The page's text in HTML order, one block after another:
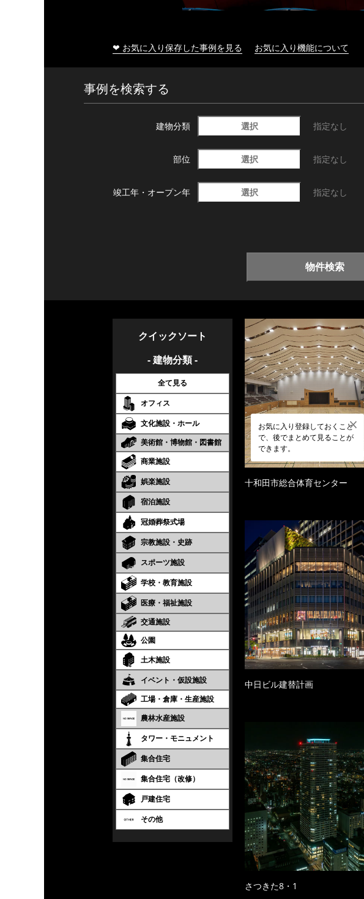
❤ お気に入り保存した事例を見る お気に入り機能について
事例を検索する
建物分類 選択 指定なし
部位 選択 指定なし
竣工年・ オープン年 選択 指定なし
物件検索
クイックソート
- 建物分類 -
全て見る
オフィス
文化施設・ホール
美術館・博物館・図書館
商業施設
娯楽施設
宿泊施設
冠婚葬祭式場
宗教施設・史跡
スポーツ施設
学校・教育施設
医療・福祉施設
交通施設
公園
土木施設
イベント・仮設施設
工場・倉庫・生産施設
農林水産施設
タワー・モニュメント
集合住宅
集合住宅（改修）
戸建住宅
その他
お気に入り登録しておくこと
で、後でまとめて見ることが
できます。
十和田市総合体育センター
中日ビル建替計画
さつきた8・1